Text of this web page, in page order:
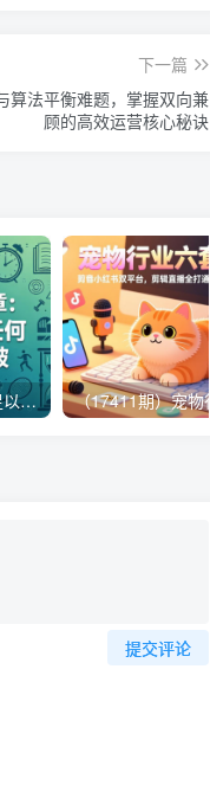
下一篇
算法平衡难题，掌握双向兼
顾的高效运营核心秘诀
某公众号付费文章：30天足以让你在任何一个领域实现突破
提交评论